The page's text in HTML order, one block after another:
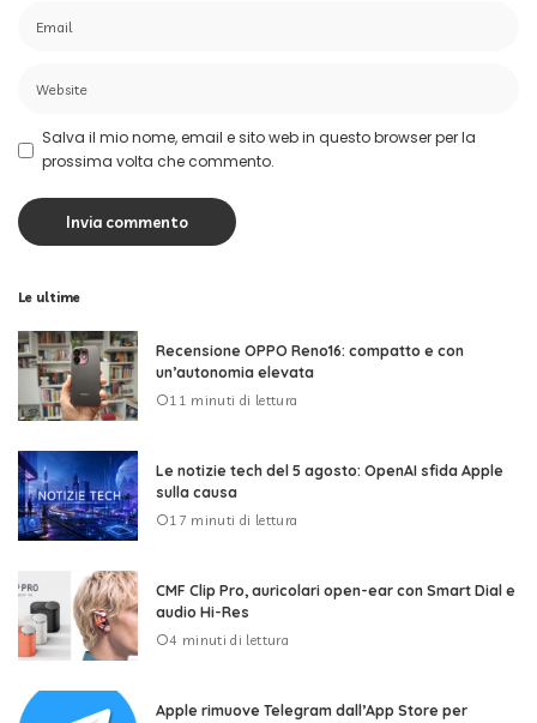
Salva il mio nome, email e sito web in questo browser per la
prossima volta che commento.
Le ultime
Recensione OPPO Reno16: compatto e con
un’autonomia elevata
11 minuti di lettura
Le notizie tech del 5 agosto: OpenAI sfida Apple
sulla causa
17 minuti di lettura
CMF Clip Pro, auricolari open-ear con Smart Dial e
audio Hi-Res
4 minuti di lettura
Apple rimuove Telegram dall’App Store per